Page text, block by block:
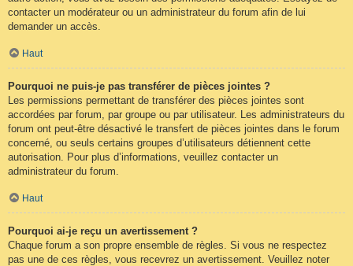
contacter un modérateur ou un administrateur du forum afin de lui
demander un accès.
Haut
Pourquoi ne puis-je pas transférer de pièces jointes ?
Les permissions permettant de transférer des pièces jointes sont
accordées par forum, par groupe ou par utilisateur. Les administrateurs du
forum ont peut-être désactivé le transfert de pièces jointes dans le forum
concerné, ou seuls certains groupes d’utilisateurs détiennent cette
autorisation. Pour plus d’informations, veuillez contacter un
administrateur du forum.
Haut
Pourquoi ai-je reçu un avertissement ?
Chaque forum a son propre ensemble de règles. Si vous ne respectez
pas une de ces règles, vous recevrez un avertissement. Veuillez noter